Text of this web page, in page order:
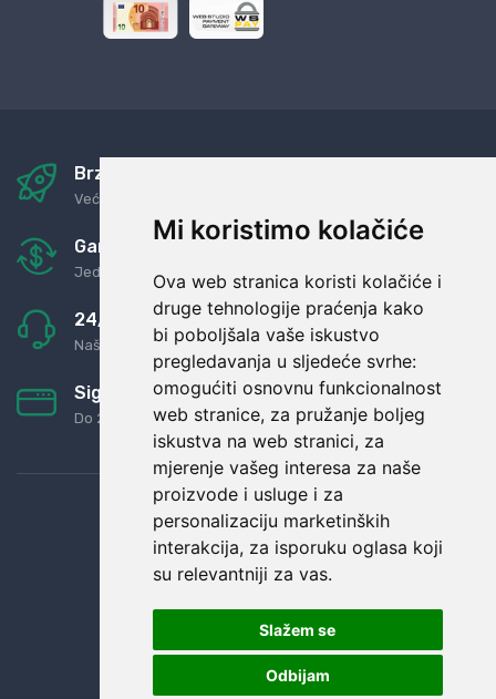
Mi koristimo kolačiće
Ova web stranica koristi kolačiće i
druge tehnologije praćenja kako
bi poboljšala vaše iskustvo
pregledavanja u sljedeće svrhe:
omogućiti osnovnu funkcionalnost
web stranice, za pružanje boljeg
iskustva na web stranici, za
mjerenje vašeg interesa za naše
proizvode i usluge i za
personalizaciju marketinških
interakcija, za isporuku oglasa koji
su relevantniji za vas.
Slažem se
Odbijam
Brza i sigurna dostava
Već za nekoliko dana kod vas
Garancija u povrat novaca
Jednostavno pravilo: Roba za novac
24/7 odlična podrška
Naši agenti uvijek na raspolaganju
Sigurno obročno plaćanje
Do 24 rata bez kamata